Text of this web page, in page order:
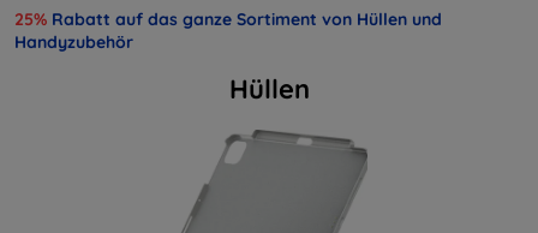
25% Rabatt auf das ganze Sortiment von Hüllen und
Handyzubehör
Hüllen